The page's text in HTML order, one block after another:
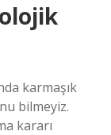
karmaşık
bilmeyiz.
kararı